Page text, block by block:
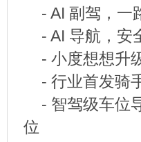
- AI 副驾，一
- AI 导航，安
- 小度想想升
- 行业首发骑
- 智驾级车位
位